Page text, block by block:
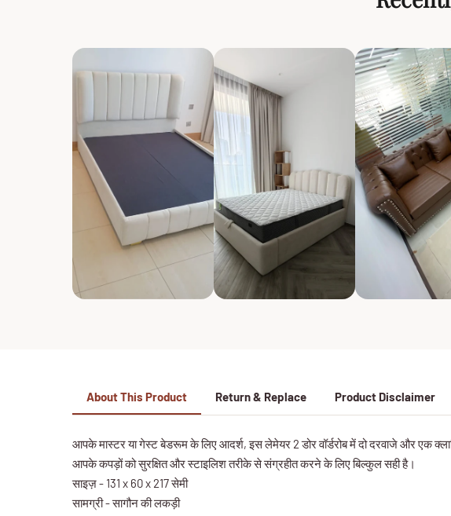
About This Product Return & Replace Product Disclaimer
आपके मास्टर या गेस्ट बेडरूम के लिए आदर्श, इस लेमेयर 2 डोर वॉर्डरोब में दो दरवाजे और एक
आपके कपड़ों को सुरक्षित और स्टाइलिश तरीके से संग्रहीत करने के लिए बिल्कुल सही है।
साइज़ - 131 x 60 x 217 सेमी
सामग्री - सागौन की लकड़ी